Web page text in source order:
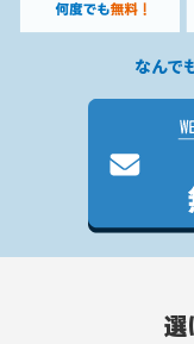
なんで
選